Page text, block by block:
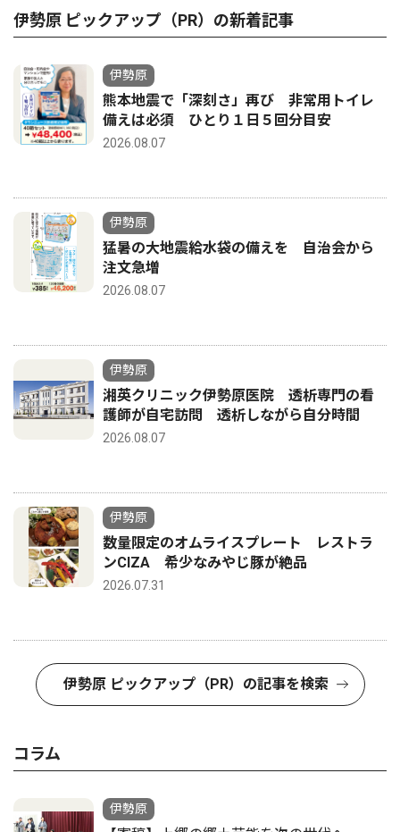
伊勢原 ピックアップ（PR）の新着記事
伊勢原
熊本地震で「深刻さ」再び 非常用トイレ
備えは必須 ひとり１日５回分目安
2026.08.07
伊勢原
猛暑の大地震給水袋の備えを 自治会から
注文急増
2026.08.07
伊勢原
湘英クリニック伊勢原医院 透析専門の看
護師が自宅訪問 透析しながら自分時間
2026.08.07
伊勢原
数量限定のオムライスプレート レストラ
ンCIZA 希少なみやじ豚が絶品
2026.07.31
伊勢原 ピックアップ（PR）の記事を検索
コラム
伊勢原